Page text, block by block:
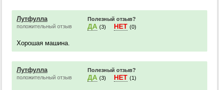
Лутфулла
положительный отзыв
Полезный отзыв?
ДА (3) НЕТ (0)
Хорошая машина.
Лутфулла
положительный отзыв
Полезный отзыв?
ДА (3) НЕТ (1)